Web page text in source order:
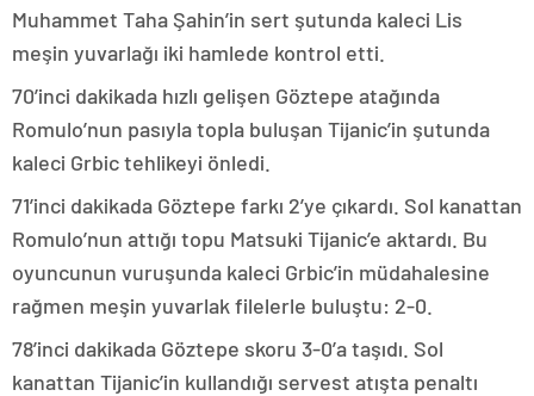
Muhammet Taha Şahin’in sert şutunda kaleci Lis
meşin yuvarlağı iki hamlede kontrol etti.
70’inci dakikada hızlı gelişen Göztepe atağında
Romulo’nun pasıyla topla buluşan Tijanic’in şutunda
kaleci Grbic tehlikeyi önledi.
71’inci dakikada Göztepe farkı 2’ye çıkardı. Sol kanattan
Romulo’nun attığı topu Matsuki Tijanic’e aktardı. Bu
oyuncunun vuruşunda kaleci Grbic’in müdahalesine
rağmen meşin yuvarlak filelerle buluştu: 2-0.
78’inci dakikada Göztepe skoru 3-0’a taşıdı. Sol
kanattan Tijanic’in kullandığı servest atışta penaltı